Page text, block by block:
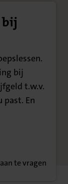
bij
bij
t.w.v.
past. En
te vragen